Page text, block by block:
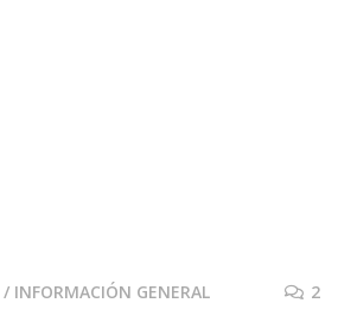
/ INFORMACIÓN GENERAL 2